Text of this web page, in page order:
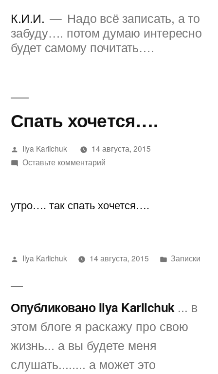
содержимому
К.И.И.
Надо всё записать, а то
забуду…. потом думаю интересно
будет самому почитать….
Спать хочется….
Написано
автором
Ilya Karlichuk
14 августа, 2015
Оставьте комментарийк
утро…. так спать хочется….
Написано
Ilya Karlichuk 14 августа, 2015
Написано
Записки
Опубликовано Ilya Karlichuk ... в
этом блоге я раскажу про свою
жизнь... а вы будете меня
слушать........ а может это